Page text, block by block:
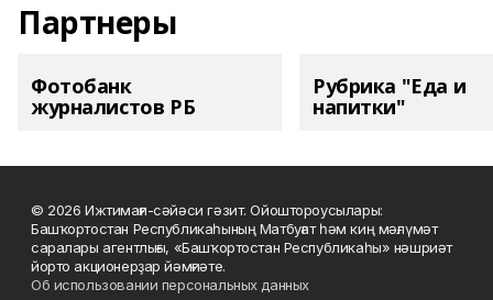
Партнеры
Фотобанк
журналистов РБ
Рубрика "Еда и
напитки"
© 2026 Ижтимағи-сәйәси гәзит. Ойоштороусылары:
Башҡортостан Республикаһының Матбуғат һәм киң мәғлүмәт
саралары агентлығы, «Башҡортостан Республикаһы» нәшриәт
йорто акционерҙар йәмғиәте.
Об использовании персональных данных